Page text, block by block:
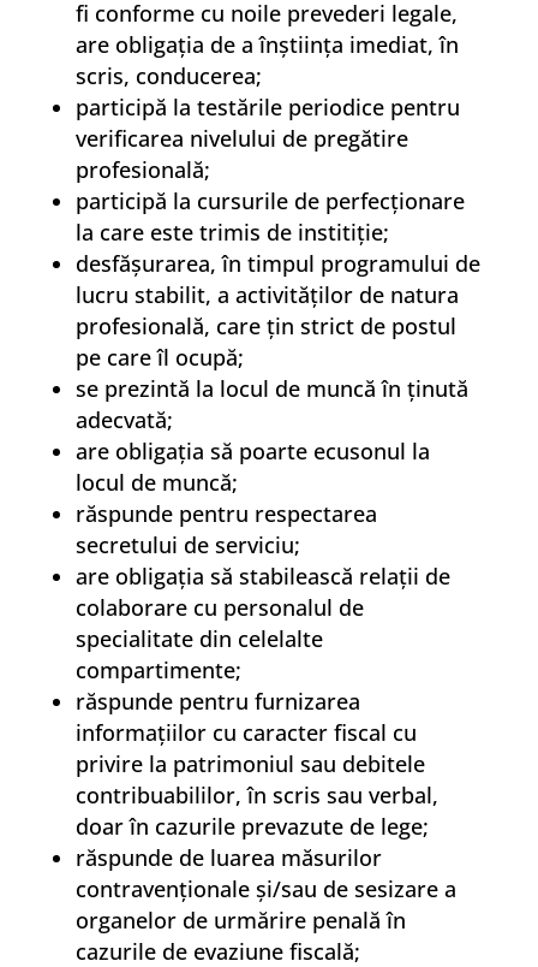
fi conforme cu noile prevederi legale,
are obligaţia de a înştiinţa imediat, în
scris, conducerea;
participă la testările periodice pentru
verificarea nivelului de pregătire
profesională;
participă la cursurile de perfecţionare
la care este trimis de institiţie;
desfăşurarea, în timpul programului de
lucru stabilit, a activităţilor de natura
profesională, care ţin strict de postul
pe care îl ocupă;
se prezintă la locul de muncă în ţinută
adecvată;
are obligaţia să poarte ecusonul la
locul de muncă;
răspunde pentru respectarea
secretului de serviciu;
are obligaţia să stabilească relaţii de
colaborare cu personalul de
specialitate din celelalte
compartimente;
răspunde pentru furnizarea
informaţiilor cu caracter fiscal cu
privire la patrimoniul sau debitele
contribuabililor, în scris sau verbal,
doar în cazurile prevazute de lege;
răspunde de luarea măsurilor
contravenţionale şi/sau de sesizare a
organelor de urmărire penală în
cazurile de evaziune fiscală;